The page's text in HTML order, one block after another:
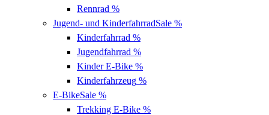
Rennrad %
Jugend- und KinderfahrradSale %
Kinderfahrrad %
Jugendfahrrad %
Kinder E-Bike %
Kinderfahrzeug %
E-BikeSale %
Trekking E-Bike %